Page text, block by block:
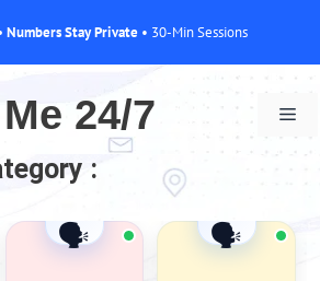
Numbers Stay Private • 30-Min Sessions
24/7
:
❤️
🗣️
🗣️